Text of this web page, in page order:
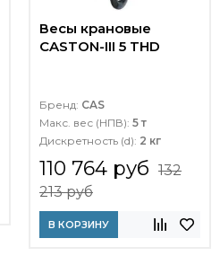
Весы крановые
CASTON-III 5 THD
Бренд: CAS
Макс. вес (НПВ): 5 т
Дискретность (d): 2 кг
110 764 руб 132
213 руб
В КОРЗИНУ